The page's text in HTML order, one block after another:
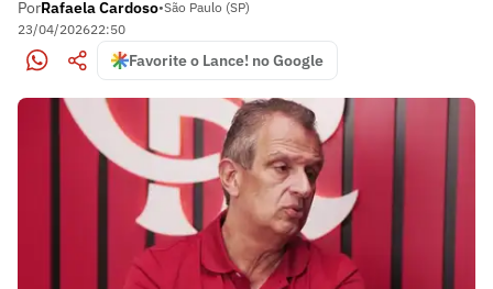
PorRafaela Cardoso•São Paulo (SP)
23/04/202622:50
Favorite o Lance! no Google